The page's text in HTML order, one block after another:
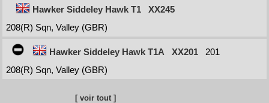
Hawker Siddeley Hawk T1
XX245
208(R) Sqn, Valley (GBR)
Hawker Siddeley Hawk T1A XX201
201
208(R) Sqn, Valley (GBR)
[ voir tout ]